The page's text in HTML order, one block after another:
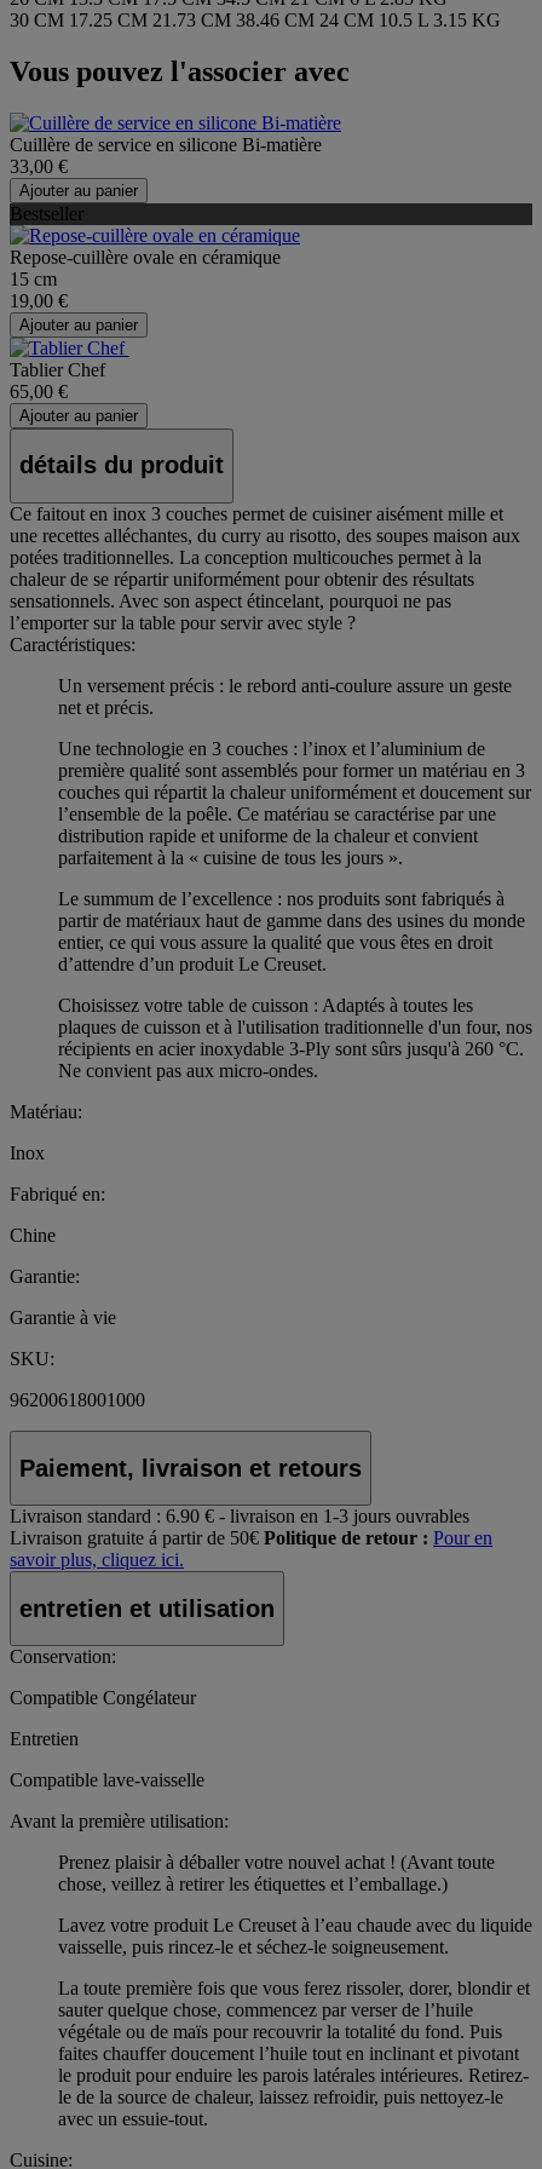
30 CM 17.25 CM 21.73 CM 38.46 CM 24 CM 10.5 L 3.15 KG
Vous pouvez l'associer avec
Cuillère de service en silicone Bi-matière
33,00 €
Ajouter au panier
Bestseller
Repose-cuillère ovale en céramique
15 cm
19,00 €
Ajouter au panier
Tablier Chef
65,00 €
Ajouter au panier
détails du produit
Ce faitout en inox 3 couches permet de cuisiner aisément mille et
une recettes alléchantes, du curry au risotto, des soupes maison aux
potées traditionnelles. La conception multicouches permet à la
chaleur de se répartir uniformément pour obtenir des résultats
sensationnels. Avec son aspect étincelant, pourquoi ne pas
l’emporter sur la table pour servir avec style ?
Caractéristiques:
Un versement précis : le rebord anti-coulure assure un geste
net et précis.
Une technologie en 3 couches : l’inox et l’aluminium de
première qualité sont assemblés pour former un matériau en 3
couches qui répartit la chaleur uniformément et doucement sur
l’ensemble de la poêle. Ce matériau se caractérise par une
distribution rapide et uniforme de la chaleur et convient
parfaitement à la « cuisine de tous les jours ».
Le summum de l’excellence : nos produits sont fabriqués à
partir de matériaux haut de gamme dans des usines du monde
entier, ce qui vous assure la qualité que vous êtes en droit
d’attendre d’un produit Le Creuset.
Choisissez votre table de cuisson : Adaptés à toutes les
plaques de cuisson et à l'utilisation traditionnelle d'un four, nos
récipients en acier inoxydable 3-Ply sont sûrs jusqu'à 260 °C.
Ne convient pas aux micro-ondes.
Matériau:
Inox
Fabriqué en:
Chine
Garantie:
Garantie à vie
SKU:
96200618001000
Paiement, livraison et retours
Livraison standard : 6.90 € - livraison en 1-3 jours ouvrables
Livraison gratuite á partir de 50€ Politique de retour : Pour en
savoir plus, cliquez ici.
entretien et utilisation
Conservation:
Compatible Congélateur
Entretien
Compatible lave-vaisselle
Avant la première utilisation:
Prenez plaisir à déballer votre nouvel achat ! (Avant toute
chose, veillez à retirer les étiquettes et l’emballage.)
Lavez votre produit Le Creuset à l’eau chaude avec du liquide
vaisselle, puis rincez-le et séchez-le soigneusement.
La toute première fois que vous ferez rissoler, dorer, blondir et
sauter quelque chose, commencez par verser de l’huile
végétale ou de maïs pour recouvrir la totalité du fond. Puis
faites chauffer doucement l’huile tout en inclinant et pivotant
le produit pour enduire les parois latérales intérieures. Retirez-
le de la source de chaleur, laissez refroidir, puis nettoyez-le
avec un essuie-tout.
Cuisine: